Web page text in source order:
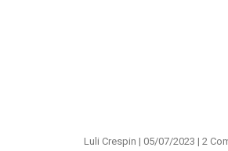
Luli Crespin 05/07/2023 2